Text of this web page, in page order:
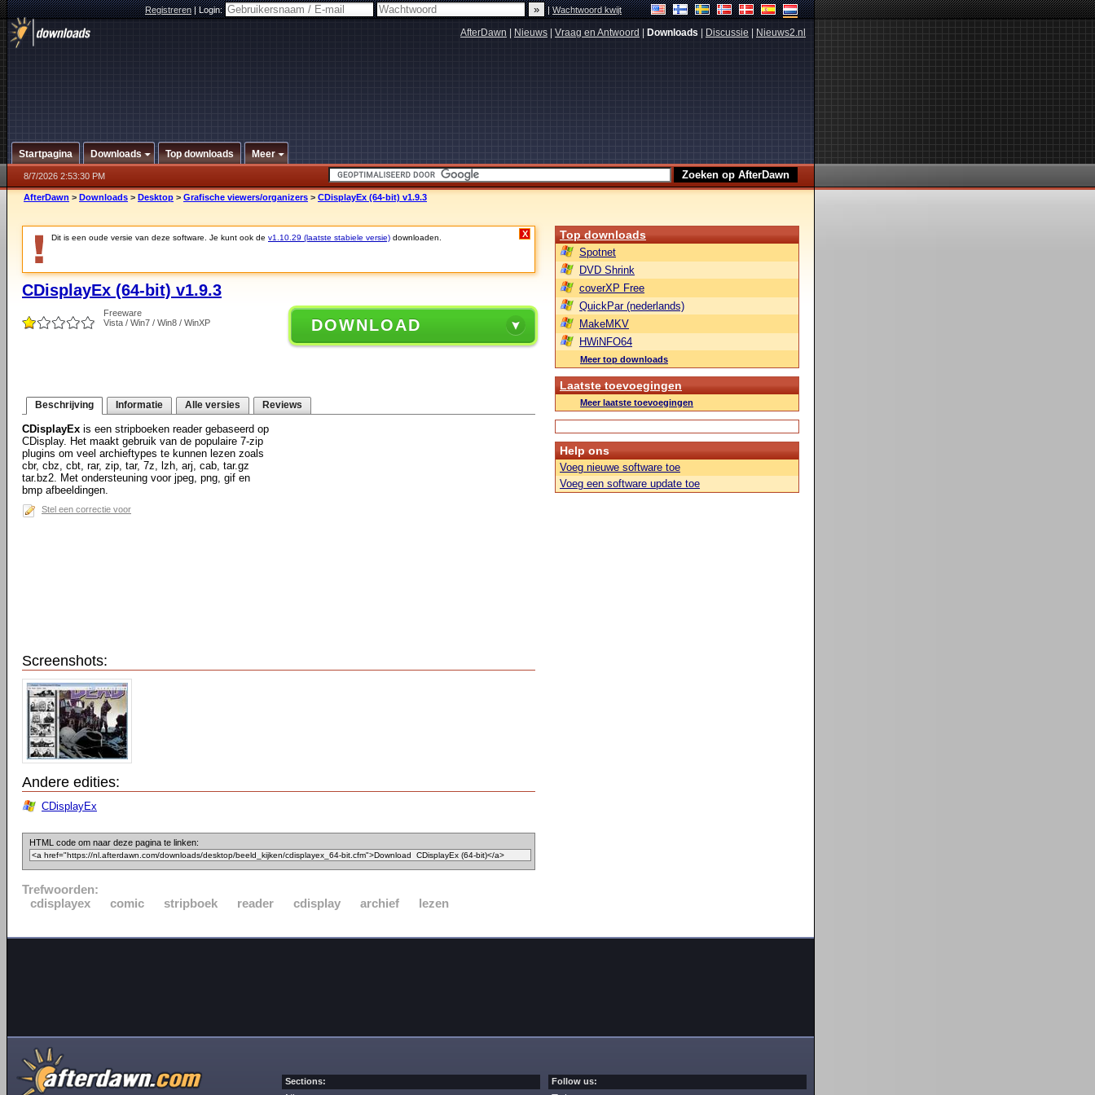
Registreren|Login: |Wachtwoord kwijt
AfterDawn Nieuws Vraag en Antwoord Downloads Discussie Nieuws2.nl
Startpagina Downloads Top downloads Meer
8/7/2026 2:53:30 PM
AfterDawn > Downloads > Desktop > Grafische viewers/organizers > CDisplayEx (64-bit) v1.9.3
Dit is een oude versie van deze software. Je kunt ook de v1.10.29 (laatste stabiele versie) downloaden. X
CDisplayEx (64-bit) v1.9.3
Freeware
Vista / Win7 / Win8 / WinXP
DOWNLOAD
Beschrijving Informatie Alle versies Reviews
CDisplayEx is een stripboeken reader gebaseerd op
CDisplay. Het maakt gebruik van de populaire 7-zip
plugins om veel archieftypes te kunnen lezen zoals
cbr, cbz, cbt, rar, zip, tar, 7z, lzh, arj, cab, tar.gz
tar.bz2. Met ondersteuning voor jpeg, png, gif en
bmp afbeeldingen.
Stel een correctie voor
Screenshots:
Andere edities:
CDisplayEx
HTML code om naar deze pagina te linken:
Trefwoorden:
cdisplayex
comic stripboek reader cdisplay archief lezen
Top downloads
Spotnet
DVD Shrink
coverXP Free
QuickPar (nederlands)
MakeMKV
HWiNFO64
Meer top downloads
Laatste toevoegingen
Meer laatste toevoegingen
Help ons
Voeg nieuwe software toe
Voeg een software update toe
Sections: Follow us: